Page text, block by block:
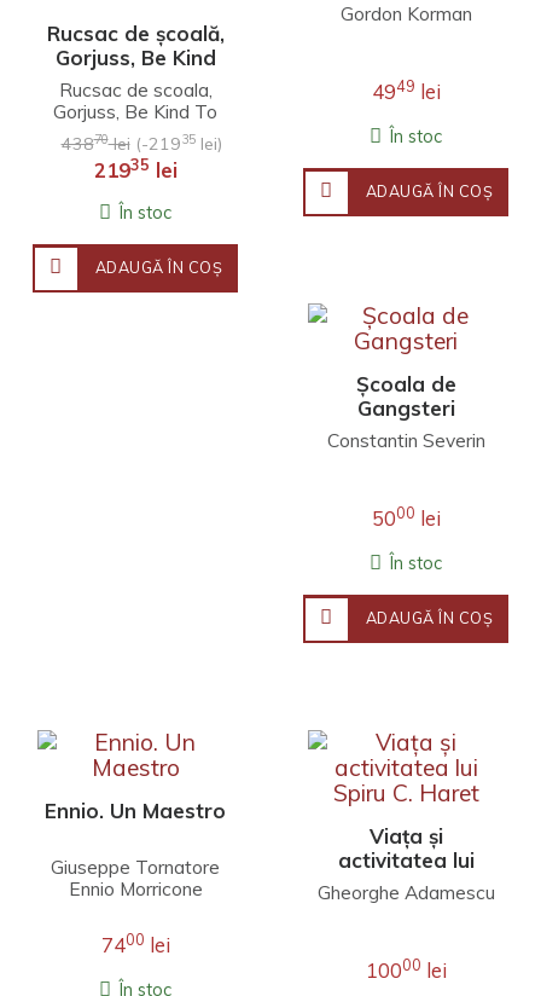
Rucsac de școală,
Gorjuss, Be Kind
To All Creatures,
32 x 43 x 21 cm
Rucsac de scoala,
Gorjuss, Be Kind To
All Creatures, 32 x 43
x 21 cm..
43870lei (-21935lei)
21935 lei
În stoc
ADAUGĂ ÎN COŞ
Gordon Korman
4949 lei
În stoc
ADAUGĂ ÎN COŞ
Școala de
Gangsteri
Constantin Severin
5000 lei
În stoc
ADAUGĂ ÎN COŞ
Ennio. Un Maestro
Giuseppe Tornatore
Ennio Morricone
7400 lei
În stoc
Viața și
activitatea lui
Spiru C. Haret
Gheorghe Adamescu
10000 lei